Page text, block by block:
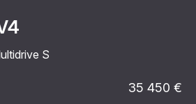
S
35 450 €